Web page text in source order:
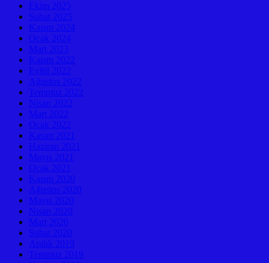
Ekim 2025
Şubat 2025
Kasım 2024
Ocak 2024
Mart 2023
Kasım 2022
Eylül 2022
Ağustos 2022
Temmuz 2022
Nisan 2022
Mart 2022
Ocak 2022
Kasım 2021
Haziran 2021
Mayıs 2021
Ocak 2021
Kasım 2020
Ağustos 2020
Mayıs 2020
Nisan 2020
Mart 2020
Şubat 2020
Aralık 2019
Temmuz 2019